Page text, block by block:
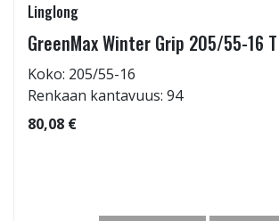
Linglong
GreenMax Winter Grip 205/55-16 T
Koko: 205/55-16
Renkaan kantavuus: 94
80,08 €